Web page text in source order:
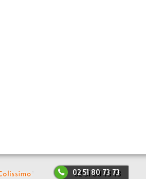
02 51 80 73 73